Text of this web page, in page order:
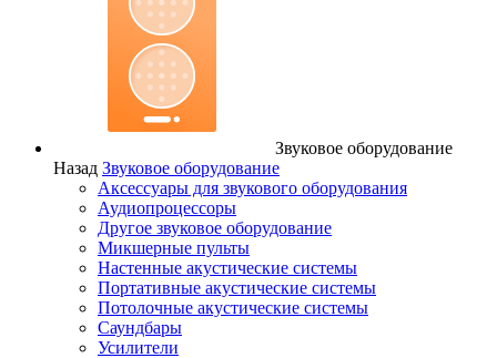
Звуковое оборудование
Назад Звуковое оборудование
Аксессуары для звукового оборудования
Аудиопроцессоры
Другое звуковое оборудование
Микшерные пульты
Настенные акустические системы
Портативные акустические системы
Потолочные акустические системы
Саундбары
Усилители